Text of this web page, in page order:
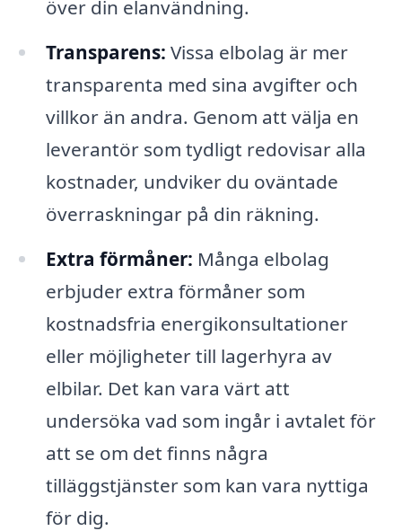
över din elanvändning.
Transparens: Vissa elbolag är mer
transparenta med sina avgifter och
villkor än andra. Genom att välja en
leverantör som tydligt redovisar alla
kostnader, undviker du oväntade
överraskningar på din räkning.
Extra förmåner: Många elbolag
erbjuder extra förmåner som
kostnadsfria energikonsultationer
eller möjligheter till lagerhyra av
elbilar. Det kan vara värt att
undersöka vad som ingår i avtalet för
att se om det finns några
tilläggstjänster som kan vara nyttiga
för dig.